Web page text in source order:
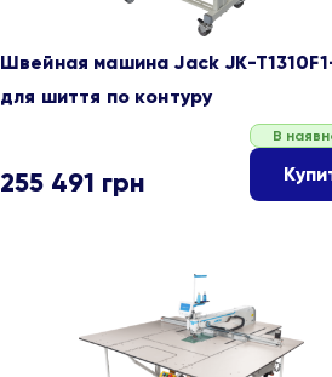
Швейная машина Jack JK-
для шиття по контуру
255 491 грн
В